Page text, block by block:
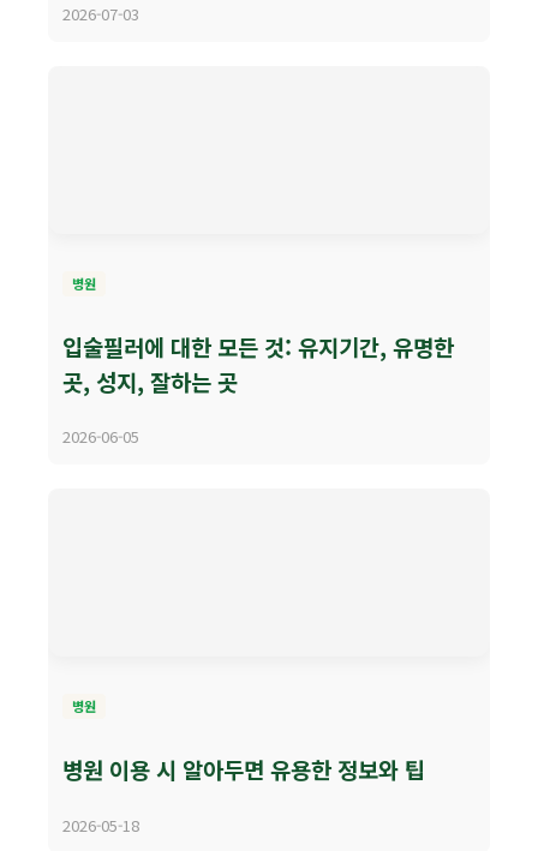
2026-07-03
병원
입술필러에 대한 모든 것: 유지기간, 유명한
곳, 성지, 잘하는 곳
2026-06-05
병원
병원 이용 시 알아두면 유용한 정보와 팁
2026-05-18